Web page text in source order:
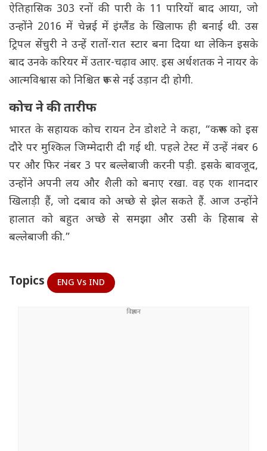
ऐतिहासिक 303 रनों की पारी के 11 पारियों बाद आया, जो
उन्होंने 2016 में चेन्नई में इंग्लैंड के खिलाफ ही बनाई थी. उस
ट्रिपल सेंचुरी ने उन्हें रातों-रात स्टार बना दिया था लेकिन इसके
बाद उनके करियर में उतार-चढ़ाव आए. इस अर्धशतक ने नायर के
आत्मविश्वास को निश्चित रूप से नई उड़ान दी होगी.
कोच ने की तारीफ
भारत के सहायक कोच रायन टेन डोशटे ने कहा, “करूण को इस
दौरे पर मुश्किल जिम्मेदारी दी गई थी. पहले टेस्ट में उन्हें नंबर 6
पर और फिर नंबर 3 पर बल्लेबाजी करनी पड़ी. इसके बावजूद,
उन्होंने अपनी लय और शैली को बनाए रखा. वह एक शानदार
खिलाड़ी हैं, जो दबाव को अच्छे से झेल सकते हैं. आज उन्होंने
हालात को बहुत अच्छे से समझा और उसी के हिसाब से
बल्लेबाजी की.”
Topics ENG Vs IND